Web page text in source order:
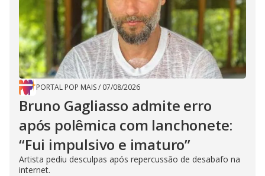
PORTAL POP MAIS/ 07/08/2026
Bruno Gagliasso admite erro
após polêmica com lanchonete:
“Fui impulsivo e imaturo”
Artista pediu desculpas após repercussão de desabafo na
internet.